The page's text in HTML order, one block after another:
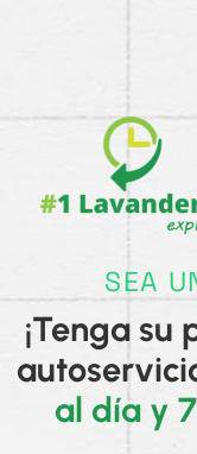
SEA
¡Tenga
al día y